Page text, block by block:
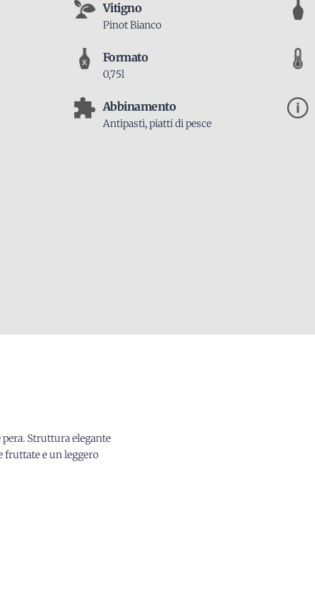
Vitigno
Pinot Bianco
Formato
0,75l
Abbinamento
Antipasti, piatti di pesce
Struttura elegante
fruttate e un leggero